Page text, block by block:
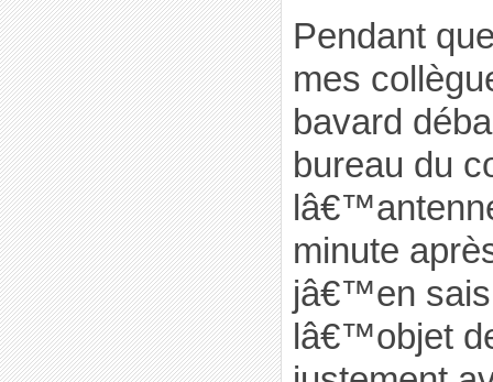
Pendant
mes
bavard
bureau du
minute
jâ€™en
lâ€™objet